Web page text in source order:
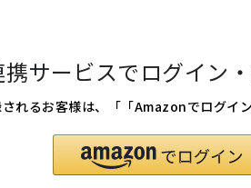
携サービスでログイン
るお客様は、「「Amazonでログイン